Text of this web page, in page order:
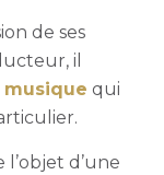
de ses
il
qui
d’une